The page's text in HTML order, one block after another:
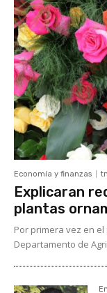
Economía y finanzas
Explicaran
plantas
Por primera vez en
Departamento de